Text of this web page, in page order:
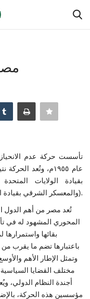
تأسست حركة عدم
عام ١٩٥٥م، وتُعد
بقيادة الولايات
(والمعسكر الشرقي بقيادة الاتحاد السوفيتي الذي يضم حلف وارسو).
تُعد مصر من أهم الدول
المحوري المشهود له في
بقائها
باعتبارها تضم ما يقرب من
وتمثل الإطار الأهم
مختلف القضايا
أجندة النظام الدولي‏،
مؤسسين هذه الحركة،